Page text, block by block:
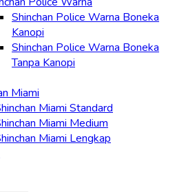
Shinchan Police Warna Boneka
Kanopi
Shinchan Police Warna Boneka
Tanpa Kanopi
Miami
Miami Standard
Miami Medium
Miami Lengkap